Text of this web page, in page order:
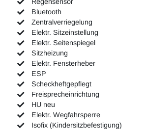
Bluetooth
Zentralverriegelung
Elektr. Sitzeinstellung
Elektr. Seitenspiegel
Sitzheizung
Elektr. Fensterheber
ESP
Scheckheftgepflegt
Freisprecheinrichtung
HU neu
Elektr. Wegfahrsperre
Isofix (Kindersitzbefestigung)